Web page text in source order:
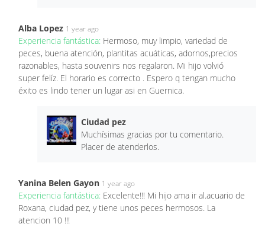
Alba Lopez 1 year ago
Experiencia fantástica: Hermoso, muy limpio, variedad de
peces, buena atención, plantitas acuáticas, adornos,precios
razonables, hasta souvenirs nos regalaron. Mi hijo volvió
super felíz. El horario es correcto . Espero q tengan mucho
éxito es lindo tener un lugar asi en Guernica.
Ciudad pez
Muchísimas gracias por tu comentario.
Placer de atenderlos.
Yanina Belen Gayon 1 year ago
Experiencia fantástica: Excelente!!! Mi hijo ama ir al.acuario de
Roxana, ciudad pez, y tiene unos peces hermosos. La
atencion 10 !!!